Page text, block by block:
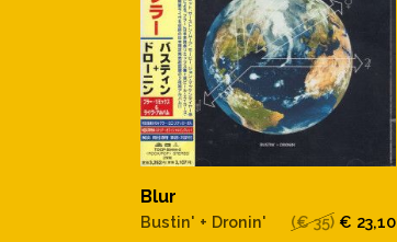
Blur
Bustin' + Dronin' (€ 35) € 23,10